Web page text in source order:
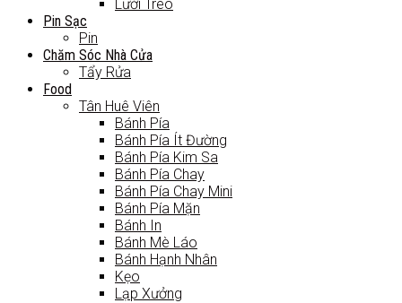
Lưới Treo
Pin Sạc
Pin
Chăm Sóc Nhà Cửa
Tẩy Rửa
Food
Tân Huê Viên
Bánh Pía
Bánh Pía Ít Đường
Bánh Pía Kim Sa
Bánh Pía Chay
Bánh Pía Chay Mini
Bánh Pía Mặn
Bánh In
Bánh Mè Láo
Bánh Hạnh Nhân
Kẹo
Lạp Xưởng